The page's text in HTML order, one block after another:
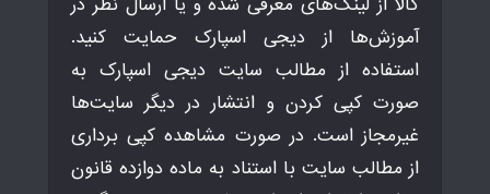
آموزش‌ها از دیجی اسپارک حمایت کنید.
استفاده از مطالب سایت دیجی اسپارک به
صورت کپی کردن و انتشار در دیگر سایت‌ها
غیرمجاز است. در صورت مشاهده کپی برداری
از مطالب سایت با استناد به ماده دوازده قانون